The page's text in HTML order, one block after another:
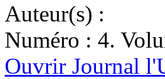
Auteur(s) :
Numéro : 4.
Ouvrir Journal